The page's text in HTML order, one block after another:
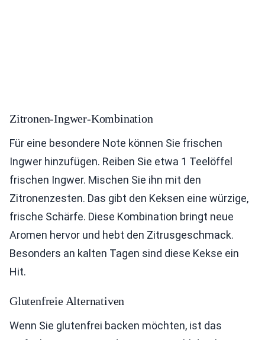
Zitronen-Ingwer-Kombination
Für eine besondere Note können Sie frischen
Ingwer hinzufügen. Reiben Sie etwa 1 Teelöffel
frischen Ingwer. Mischen Sie ihn mit den
Zitronenzesten. Das gibt den Keksen eine würzige,
frische Schärfe. Diese Kombination bringt neue
Aromen hervor und hebt den Zitrusgeschmack.
Besonders an kalten Tagen sind diese Kekse ein
Hit.
Glutenfreie Alternativen
Wenn Sie glutenfrei backen möchten, ist das